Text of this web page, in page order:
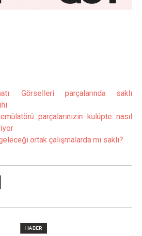
Görselleri parçalarında saklı
parçalarınızın kulüpte nasıl
ortak çalışmalarda mı saklı?
HABER